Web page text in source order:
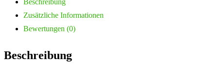
Zusätzliche Informationen
Bewertungen (0)
Beschreibung